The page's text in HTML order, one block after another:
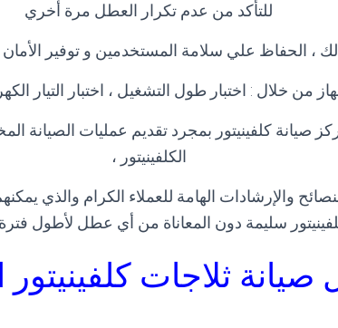
للتأكد من عدم تكرار العطل مرة أخري
، الحفاظ علي سلامة المستخدمين و توفير الأمان
من خلال : اختبار طول التشغيل ، اختبار التيار
صيانة كلفينيتور بمجرد تقديم عمليات الصيانة
الكلفينيتور ،
والإرشادات الهامة للعملاء الكرام والذي
سليمة دون المعاناة من أي عطل لأطول
صيانة ثلاجات كلفينيتور